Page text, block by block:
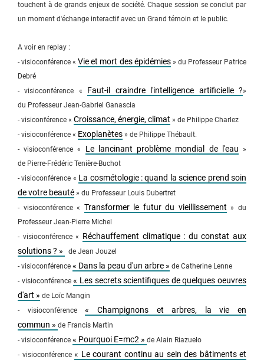
touchent à de grands enjeux de société. Chaque session se conclut par
un moment d'échange interactif avec un Grand témoin et le public.
A voir en replay :
- visioconférence «Vie et mort des épidémies» du Professeur Patrice
Debré
- visioconférence « Faut-il craindre l'intelligence artificielle ?»
du Professeur Jean-Gabriel Ganascia
- visiconférence « Croissance, énergie, climat » de Philippe Charlez
- visioconférence « Exoplanètes » de Philippe Thébault.
- visioconférence « Le lancinant problème mondial de l'eau »
de Pierre-Frédéric Tenière-Buchot
- visioconférence « La cosmétologie : quand la science prend soin
de votre beauté » du Professeur Louis Dubertret
- visioconférence « Transformer le futur du vieillissement » du
Professeur Jean-Pierre Michel
- visioconférence « Réchauffement climatique : du constat aux
solutions ? »
de Jean Jouzel
- visioconférence « Dans la peau d'un arbre » de Catherine Lenne
- visioconférence« Les secrets scientifiques de quelques oeuvres
d'art » de Loïc Mangin
- visioconférence« Champignons et arbres, la vie en
commun » de Francis Martin
- visioconférence « Pourquoi E=mc2 » de Alain Riazuelo
- visioconférence « Le courant continu au sein des bâtiments et